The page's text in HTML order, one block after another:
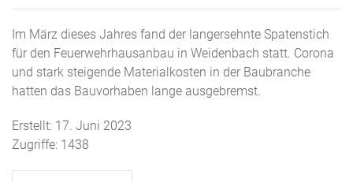
Im März dieses Jahres fand der langersehnte Spatenstich
für den Feuerwehrhausanbau in Weidenbach statt. Corona
und stark steigende Materialkosten in der Baubranche
hatten das Bauvorhaben lange ausgebremst.
Erstellt: 17. Juni 2023
Zugriffe: 1438